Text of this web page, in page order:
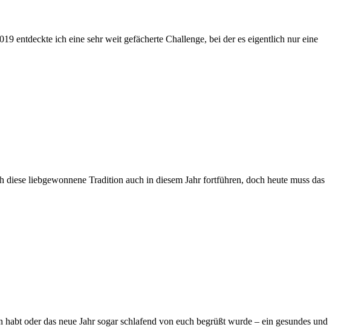
entdeckte ich eine sehr weit gefächerte Challenge, bei der es eigentlich nur eine
liebgewonnene Tradition auch in diesem Jahr fortführen, doch heute muss das
oder das neue Jahr sogar schlafend von euch begrüßt wurde – ein gesundes und